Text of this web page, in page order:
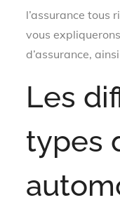
l’assurance tous
vous
d’assurance,
Les
types